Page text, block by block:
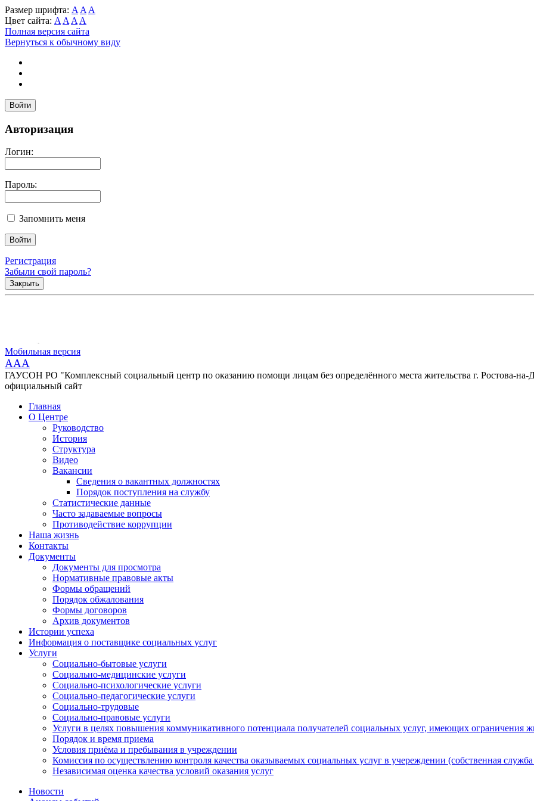
Размер шрифта: A A A
Цвет сайта: A A A A
Полная версия сайта
Вернуться к обычному виду
Войти
Авторизация
Логин:
Пароль:
Запомнить меня
Регистрация
Забыли свой пароль?
Закрыть
Мобильная версия
AAA
ГАУСОН РО "Комплексный социальный центр по оказанию помощи лицам без определённого места жительства г. Ростова-на-
официальный сайт
Главная
О Центре
Руководство
История
Структура
Видео
Вакансии
Сведения о вакантных должностях
Порядок поступления на службу
Статистические данные
Часто задаваемые вопросы
Противодействие коррупции
Наша жизнь
Контакты
Документы
Документы для просмотра
Нормативные правовые акты
Формы обращений
Порядок обжалования
Формы договоров
Архив документов
Истории успеха
Информация о поставщике социальных услуг
Услуги
Социально-бытовые услуги
Социально-медицинские услуги
Социально-психологические услуги
Социально-педагогические услуги
Социально-трудовые
Социально-правовые услуги
Услуги в целях повышения коммуникативного потенциала получателей социальных услуг, имеющих ограничения
Порядок и время приема
Условия приёма и пребывания в учреждении
Комиссия по осуществлению контроля качества оказываемых социальных услуг в учереждении (собственная
Независимая оценка качества условий оказания услуг
Новости